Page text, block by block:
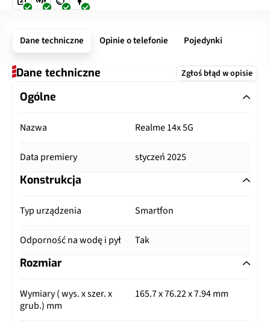
Dane techniczne Opinie o telefonie Pojedynki
Dane techniczne Zgłoś błąd w opisie
Ogólne
Nazwa Realme 14x 5G
Data premiery styczeń 2025
Konstrukcja
Typ urządzenia Smartfon
Odporność na wodę i pył Tak
Rozmiar
Wymiary ( wys. x szer. x
grub.) mm
165.7 x 76.22 x 7.94 mm